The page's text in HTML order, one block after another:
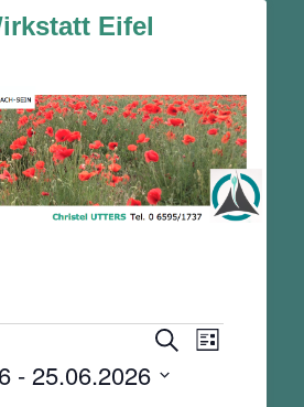
Eifel
und
Suche
Ansichten-
Liste
- 25.06.2026